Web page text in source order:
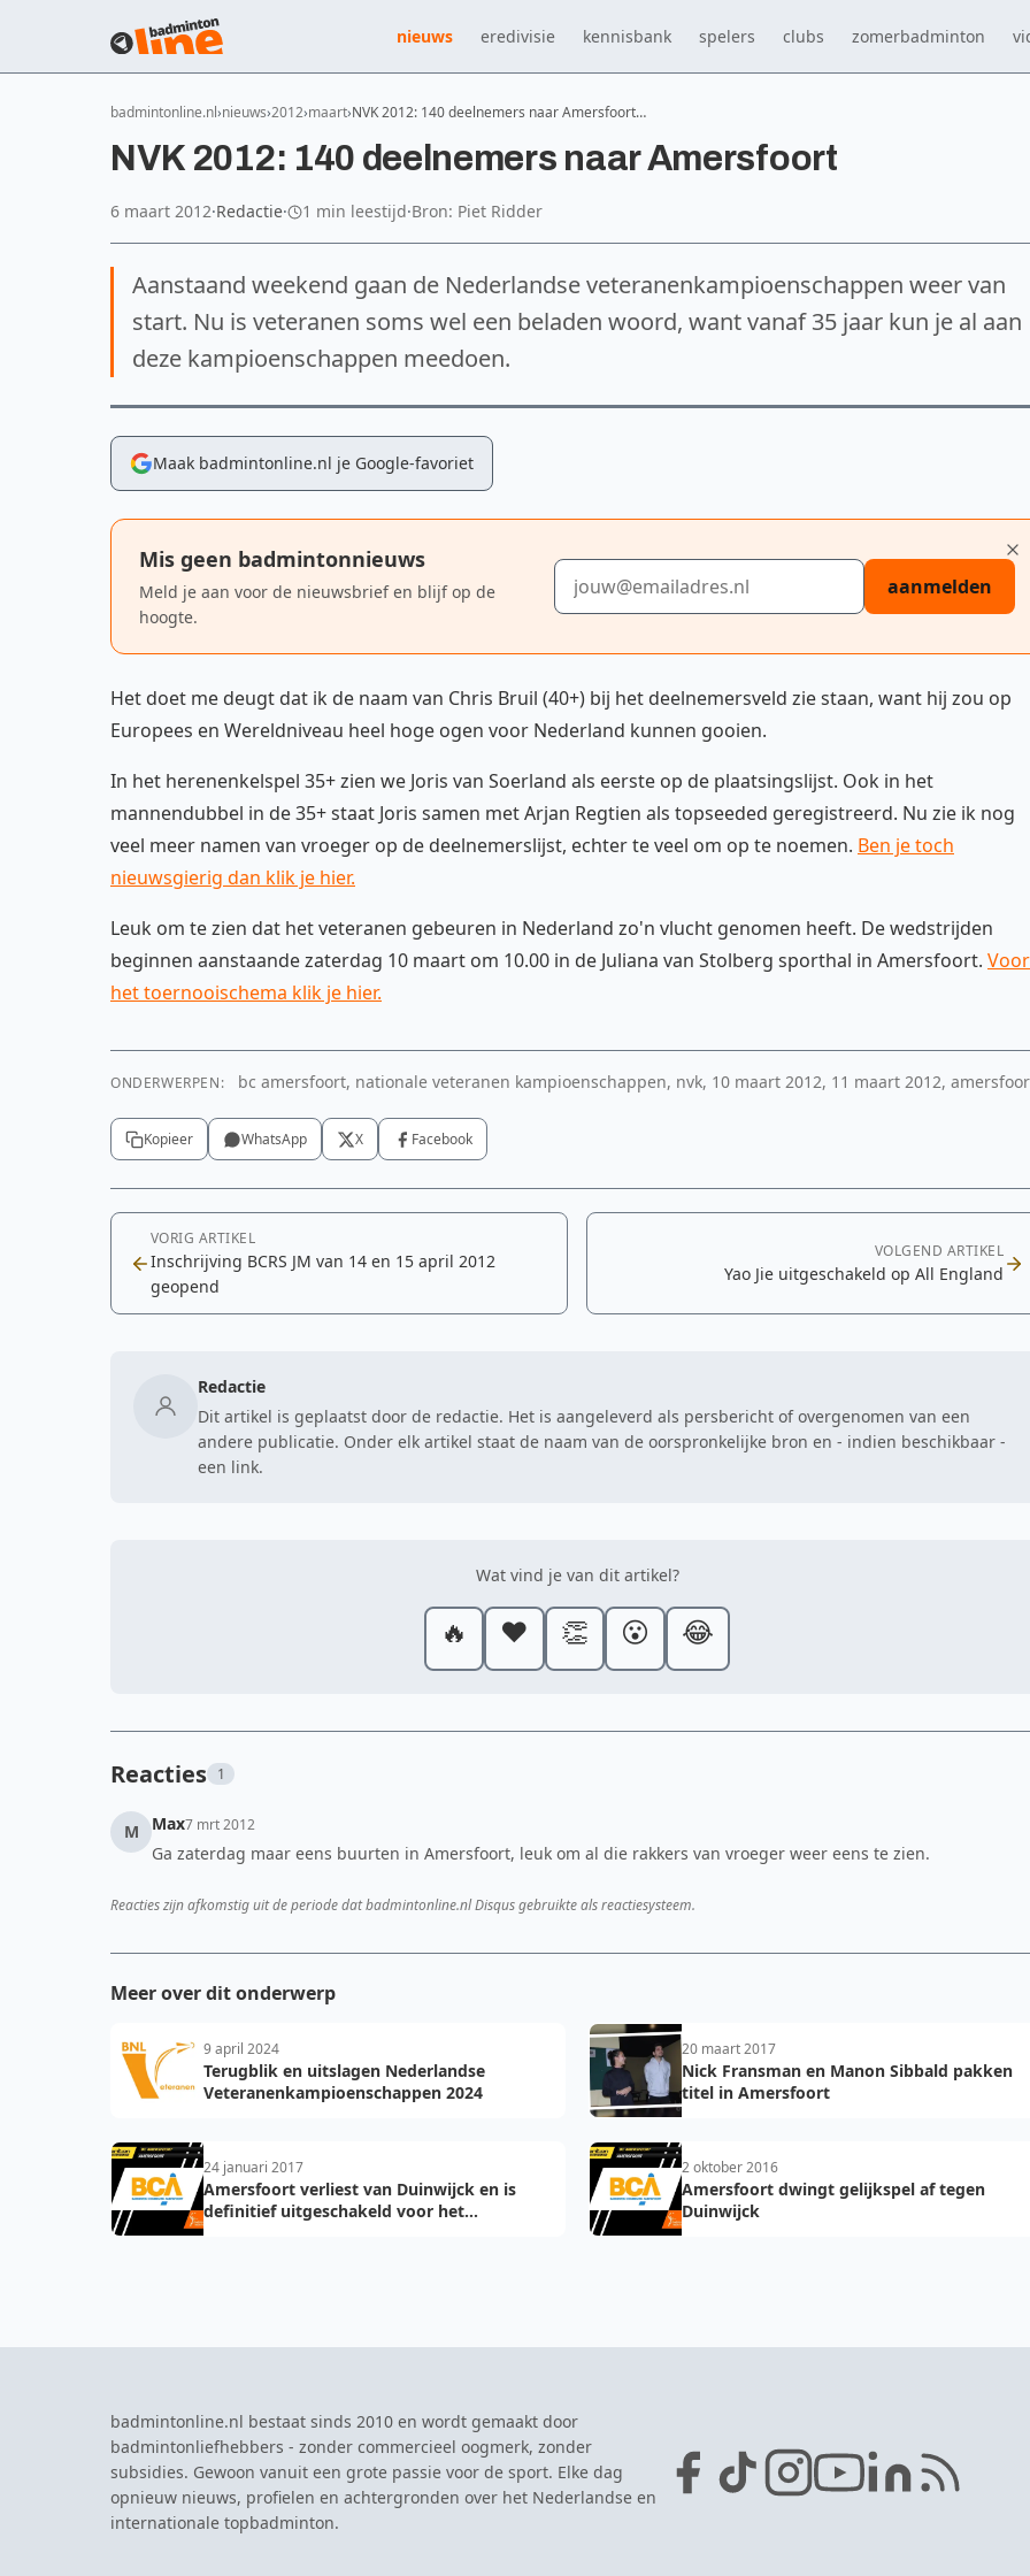
nieuws eredivisie kennisbank spelers clubs zomerbadminton
badmintonline.nl nieuws 2012 maart NVK 2012: 140 deelnemers naar Amersfoort…
NVK 2012: 140 deelnemers naar Amersfoort
6 maart 2012·Redactie· 1 min leestijd·Bron: Piet Ridder
Aanstaand weekend gaan de Nederlandse veteranenkampioenschappen weer van
start. Nu is veteranen soms wel een beladen woord, want vanaf 35 jaar kun je al aan
deze kampioenschappen meedoen.
Maak badmintonline.nl je Google-favoriet
Mis geen badmintonnieuws
Meld je aan voor de nieuwsbrief en blijf op de
hoogte.
E-mailadres
aanmelden
Het doet me deugt dat ik de naam van Chris Bruil (40+) bij het deelnemersveld zie staan, want hij zou op
Europees en Wereldniveau heel hoge ogen voor Nederland kunnen gooien.
In het herenenkelspel 35+ zien we Joris van Soerland als eerste op de plaatsingslijst. Ook in het
mannendubbel in de 35+ staat Joris samen met Arjan Regtien als topseeded geregistreerd. Nu zie ik nog
veel meer namen van vroeger op de deelnemerslijst, echter te veel om op te noemen. Ben je toch
nieuwsgierig dan klik je hier.
Leuk om te zien dat het veteranen gebeuren in Nederland zo'n vlucht genomen heeft. De wedstrijden
beginnen aanstaande zaterdag 10 maart om 10.00 in de Juliana van Stolberg sporthal in Amersfoort. Voor
het toernooischema klik je hier.
ONDERWERPEN: bc amersfoort, nationale veteranen kampioenschappen, nvk, 10 maart 2012, 11 maart 2012,
Kopieer WhatsApp X Facebook
VORIG ARTIKEL
Inschrijving BCRS JM van 14 en 15 april 2012
geopend
VOLGEND ARTIKEL
Yao Jie uitgeschakeld op All England
Redactie
Dit artikel is geplaatst door de redactie. Het is aangeleverd als persbericht of overgenomen van een
andere publicatie. Onder elk artikel staat de naam van de oorspronkelijke bron en - indien beschikbaar -
een link.
Wat vind je van dit artikel?
🔥 ❤️ 👏 😮 😂
Reacties 1
M Max7 mrt 2012
Ga zaterdag maar eens buurten in Amersfoort, leuk om al die rakkers van vroeger weer eens te zien.
Reacties zijn afkomstig uit de periode dat badmintonline.nl Disqus gebruikte als reactiesysteem.
Meer over dit onderwerp
9 april 2024
Terugblik en uitslagen Nederlandse
Veteranenkampioenschappen 2024
20 maart 2017
Nick Fransman en Manon Sibbald pakken
titel in Amersfoort
24 januari 2017
Amersfoort verliest van Duinwijck en is
definitief uitgeschakeld voor het
2 oktober 2016
Amersfoort dwingt gelijkspel af tegen
Duinwijck
badmintonline.nl bestaat sinds 2010 en wordt gemaakt door
badmintonliefhebbers - zonder commercieel oogmerk, zonder
subsidies. Gewoon vanuit een grote passie voor de sport. Elke dag
opnieuw nieuws, profielen en achtergronden over het Nederlandse en
internationale topbadminton.